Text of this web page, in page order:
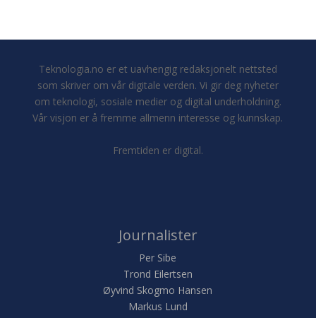
Teknologia.no er et uavhengig redaksjonelt nettsted
som skriver om vår digitale verden. Vi gir deg nyheter
om teknologi, sosiale medier og digital underholdning.
Vår visjon er å fremme allmenn interesse og kunnskap.
Fremtiden er digital.
Journalister
Per Sibe
Trond Eilertsen
Øyvind Skogmo Hansen
Markus Lund